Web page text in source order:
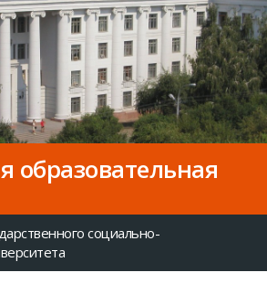
образовательная
социально-